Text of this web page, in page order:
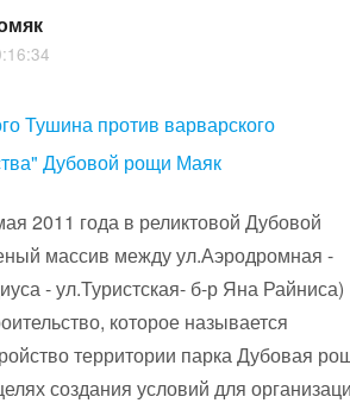
Тушина против варварского
Дубовой рощи Маяк
2011 года в реликтовой Дубовой
массив между ул.Аэродромная -
- ул.Туристская- б-р Яна Райниса)
которое называется
территории парка Дубовая
создания условий для